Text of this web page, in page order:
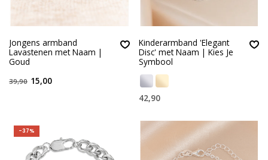
Jongens armband
Lavastenen met Naam |
Goud
39,90 15,00
Kinderarmband 'Elegant
Disc' met Naam | Kies Je
Symbool
42,90
-37%